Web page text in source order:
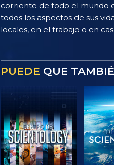
corriente de todo el mundo
todos los aspectos de sus
locales, en el trabajo o en
PUEDE QUE